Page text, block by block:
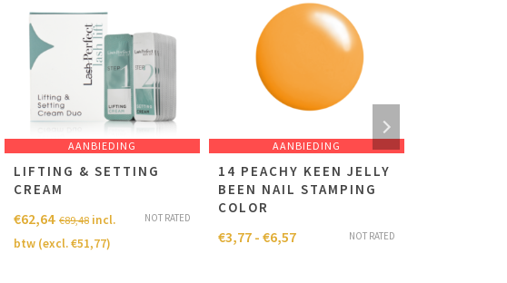
AANBIEDING
LIFTING & SETTING
CREAM
NOT RATED
€89,48
€62,64
incl.
btw (excl.€51,77)
AANBIEDING
14 PEACHY KEEN JELLY
BEEN NAIL STAMPING
COLOR
NOT RATED
€3,77 - €6,57